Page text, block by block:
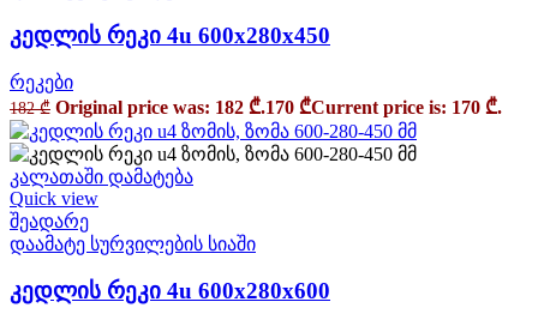
კედლის რეკი 4u 600x280x450
რეკები
182₾ Original price was: 182 ₾.170 ₾Current price is: 170 ₾.
კალათაში დამატება
Quick view
შეადარე
დაამატე სურვილების სიაში
კედლის რეკი 4u 600x280x600